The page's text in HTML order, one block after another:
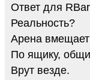
Ответ для
Реальность?
Арена
По ящику,
Врут везде.